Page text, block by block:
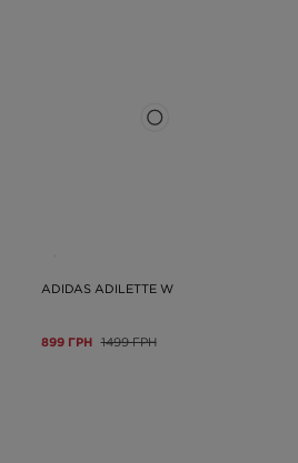
ADIDAS ADILETTE W
899 ГРН 1499 ГРН